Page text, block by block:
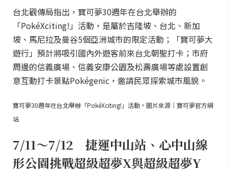
台北觀傳局指出，寶可夢30週年在台北舉辦的
「PokéXciting!」活動，是屬於吉隆坡、台北、新加
坡、馬尼拉及曼谷5個亞洲城市的限定活動；「寶可夢大
遊行」預計將吸引國內外遊客前來台北朝聖打卡；市府
周邊的信義廣場、信義安康公園及松壽廣場等處設置創
意互動打卡景點Pokégenic，邀請民眾探索城市風貌。
寶可夢30週年在台北舉辦「PokéXciting!」活動。圖片來源｜寶可夢官方網
站
7/11～7/12 捷運中山站、心中山線
形公園挑戰超級超夢X與超級超夢Y